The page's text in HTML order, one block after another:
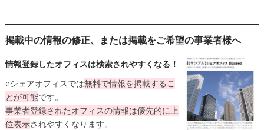
掲載中の情報の修正、または掲載をご希望の事業者様へ
情報登録したオフィスは検索されやすくなる！
eシェアオフィスでは無料で情報を掲載するこ
とが可能です。
事業者登録されたオフィスの情報は優先的に上
位表示されやすくなります。